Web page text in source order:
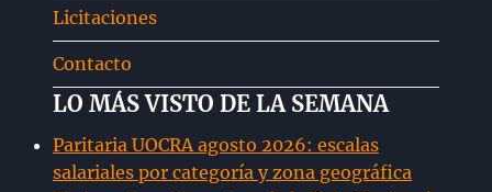
Licitaciones
Contacto
LO MÁS VISTO DE LA SEMANA
Paritaria UOCRA agosto 2026: escalas
salariales por categoría y zona geográfica